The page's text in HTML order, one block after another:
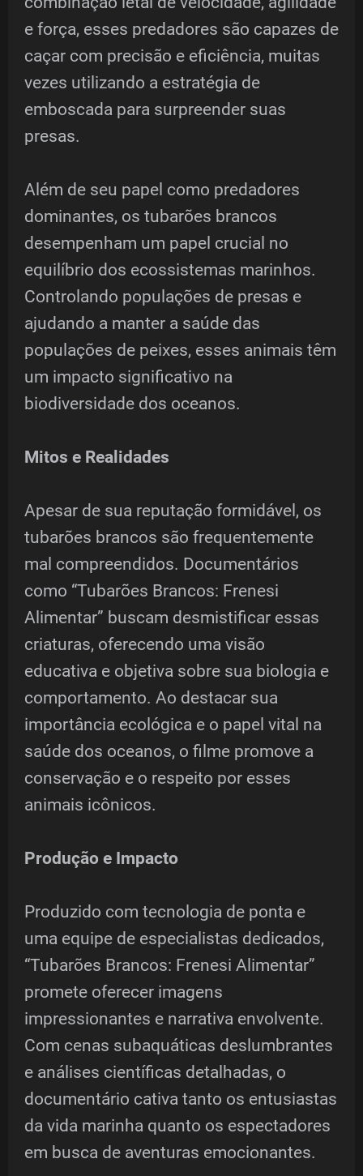
e força, esses predadores são capazes de
caçar com precisão e eficiência, muitas
vezes utilizando a estratégia de
emboscada para surpreender suas
presas.
Além de seu papel como predadores
dominantes, os tubarões brancos
desempenham um papel crucial no
equilíbrio dos ecossistemas marinhos.
Controlando populações de presas e
ajudando a manter a saúde das
populações de peixes, esses animais têm
um impacto significativo na
biodiversidade dos oceanos.
Mitos e Realidades
Apesar de sua reputação formidável, os
tubarões brancos são frequentemente
mal compreendidos. Documentários
como “Tubarões Brancos: Frenesi
Alimentar” buscam desmistificar essas
criaturas, oferecendo uma visão
educativa e objetiva sobre sua biologia e
comportamento. Ao destacar sua
importância ecológica e o papel vital na
saúde dos oceanos, o filme promove a
conservação e o respeito por esses
animais icônicos.
Produção e Impacto
Produzido com tecnologia de ponta e
uma equipe de especialistas dedicados,
“Tubarões Brancos: Frenesi Alimentar”
promete oferecer imagens
impressionantes e narrativa envolvente.
Com cenas subaquáticas deslumbrantes
e análises científicas detalhadas, o
documentário cativa tanto os entusiastas
da vida marinha quanto os espectadores
em busca de aventuras emocionantes.